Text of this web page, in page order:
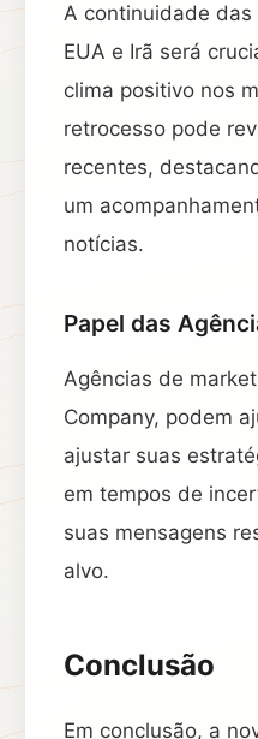
A continuidade das
EUA e Irã será
clima positivo nos
retrocesso pode
recentes,
um
notícias.
Papel das
Agências de
Company, podem
ajustar suas
em tempos de
suas mensagens
alvo.
Conclusão
Em conclusão, a